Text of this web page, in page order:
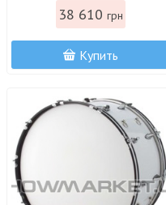
38 610 грн
Купить